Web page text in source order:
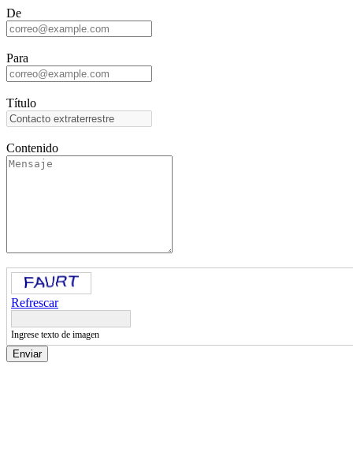
De
Para
Título
Contenido
Refrescar
Ingrese texto de imagen